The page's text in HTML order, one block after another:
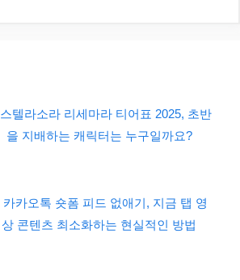
스텔라소라 리세마라 티어표 2025, 초반
을 지배하는 캐릭터는 누구일까요?
카카오톡 숏폼 피드 없애기, 지금 탭 영
상 콘텐츠 최소화하는 현실적인 방법